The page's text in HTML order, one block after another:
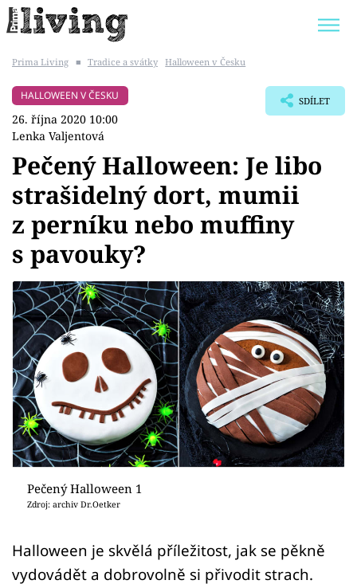
BYDLENÍ SLAVNÝCH
Témata
Bydlení
Zahrada
Design
Sledujte prima+
Přihlášení
Sledujte nás
Prima Living ■ Tradice a svátky Halloween v Česku
HALLOWEEN V ČESKU
26. října 2020 10:00
Lenka Valjentová
SDÍLET
Pečený Halloween: Je libo
strašidelný dort, mumii
z perníku nebo muffiny
s pavouky?
Pečený Halloween 1
Zdroj: archiv Dr.Oetker
Halloween je skvělá příležitost, jak se pěkně
vydovádět a dobrovolně si přivodit strach.